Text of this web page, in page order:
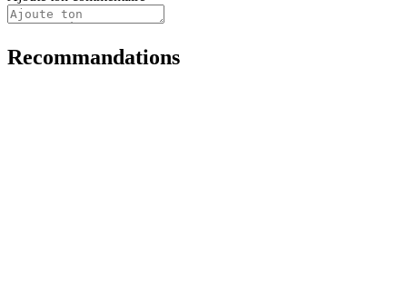
Recommandations